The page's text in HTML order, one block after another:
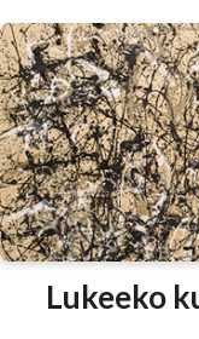
Lukeeko